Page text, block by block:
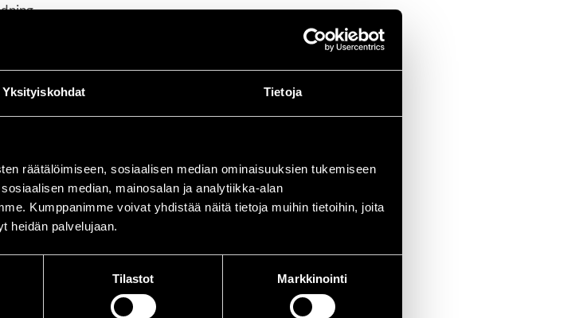
Yksityiskohdat Tietoja
räätälöimiseen, sosiaalisen median ominaisuuksien tukemiseen
median, mainosalan ja analytiikka-alan
Kumppanimme voivat yhdistää näitä tietoja muihin tietoihin, joita
heidän palvelujaan.
Tilastot Markkinointi